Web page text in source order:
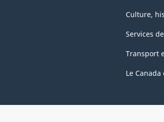
Culture,
Services
Transport
Le